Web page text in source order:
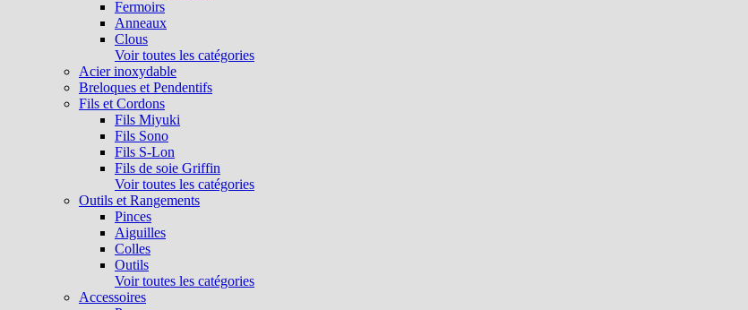
Fermoirs
Anneaux
Clous
Voir toutes les catégories
Acier inoxydable
Breloques et Pendentifs
Fils et Cordons
Fils Miyuki
Fils Sono
Fils S-Lon
Fils de soie Griffin
Voir toutes les catégories
Outils et Rangements
Pinces
Aiguilles
Colles
Outils
Voir toutes les catégories
Accessoires